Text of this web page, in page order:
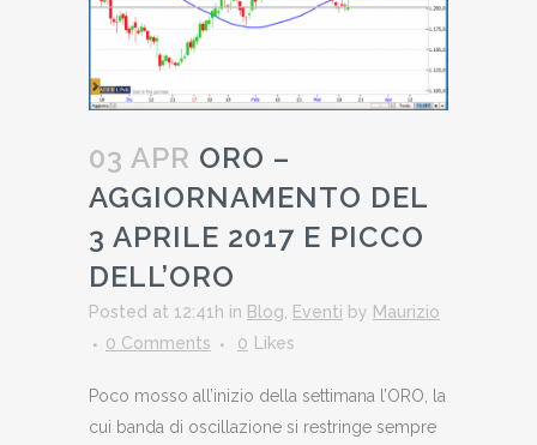
03 APR ORO –
AGGIORNAMENTO DEL
3 APRILE 2017 E PICCO
DELL’ORO
Posted at 12:41h in Blog Eventi by Maurizio
0 Comments
0 Likes
Poco mosso all’inizio della settimana l’ORO, la
cui banda di oscillazione si restringe sempre